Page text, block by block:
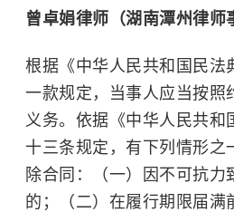
曾卓娟律师（湖南潭州律师
根据《中华人民共和国民法
一款规定，当事人应当按照
义务。依据《中华人民共和
十三条规定，有下列情形之
除合同：（一）因不可抗力
的；（二）在履行期限届满